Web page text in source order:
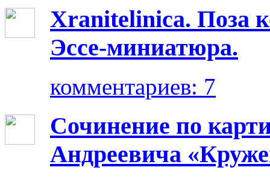
Xranitelinica. Поза
Эссе-миниатюра.
комментариев: 7
Сочинение по
Андреевича